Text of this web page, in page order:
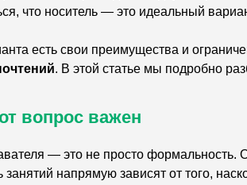
что носитель — это идеальный
есть свои преимущества и
. В этой статье мы подробно
вопрос важен
— это не просто формальность.
напрямую зависят от того,